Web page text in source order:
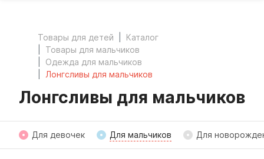
Товары для детей
Каталог
Товары для мальчиков
Одежда для мальчиков
Лонгсливы для мальчиков
Лонгсливы для мальчиков
Для девочек Для мальчиков Для